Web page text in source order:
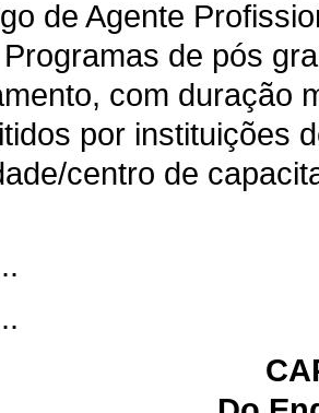
de Agente
de pós
com duração
por instituições
centro de